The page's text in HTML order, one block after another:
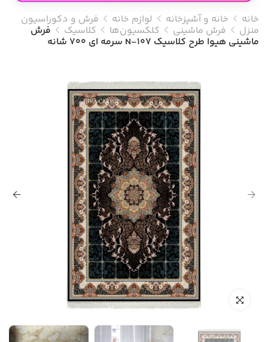
خانه خانه و آشپزخانه لوازم خانه فرش و دکوراسیون
منزل فرش ماشینی کلکسیون‌ها کلاسیک فرش
ماشینی هیوا طرح کلاسیک N-107 سرمه ای ۷۰۰ شانه